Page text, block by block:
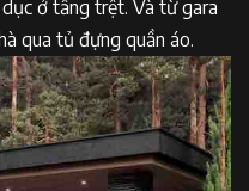
ở tầng trệt. Và từ gara
qua tủ đựng quần áo.